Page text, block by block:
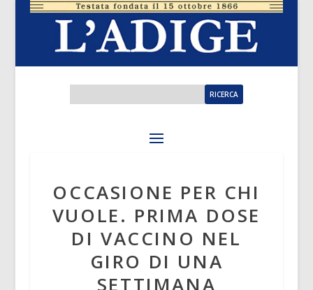
OCCASIONE PER CHI
VUOLE. PRIMA DOSE
DI VACCINO NEL
GIRO DI UNA
SETTIMANA